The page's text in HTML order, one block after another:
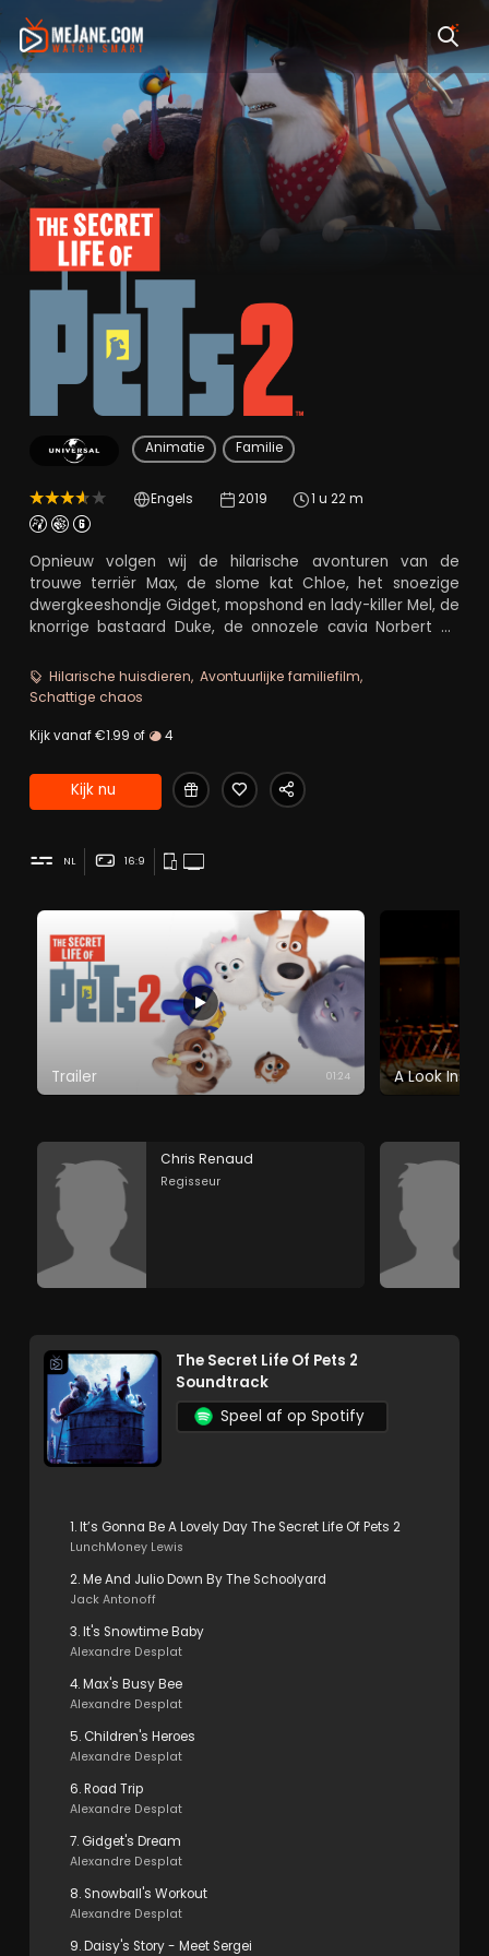
The Secret Life of
Animatie Familie
Engels 2019 1 u 22 m
Opnieuw volgen wij de hilarische avonturen van de
trouwe terriër Max, de slome kat Chloe, het snoezige
dwergkeeshondje Gidget, mopshond en lady-killer Mel, de
knorrige bastaard Duke, de onnozele cavia Norbert en
Hilarische huisdieren Avontuurlijke familiefilm
Schattige chaos
Kijk vanaf €1.99 of 4
Kijk nu
NL 16:9
Trailer 01:24 A Look Inside
Chris Renaud
Regisseur
The Secret Life Of Pets 2
Soundtrack
Speel af op Spotify
1. It’s Gonna Be A Lovely Day The Secret Life Of Pets 2
LunchMoney Lewis
2. Me And Julio Down By The Schoolyard
Jack Antonoff
3. It's Snowtime Baby
Alexandre Desplat
4. Max's Busy Bee
Alexandre Desplat
5. Children's Heroes
Alexandre Desplat
6. Road Trip
Alexandre Desplat
7. Gidget's Dream
Alexandre Desplat
8. Snowball's Workout
Alexandre Desplat
9. Daisy's Story - Meet Sergei